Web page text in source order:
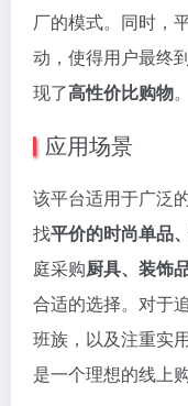
厂的模式。同时，
动，使得用户最终
现了高性价比购物。
应用场景
该平台适用于广泛
找平价的时尚单品
庭采购厨具、装饰
合适的选择。对于
班族，以及注重实
是一个理想的线上